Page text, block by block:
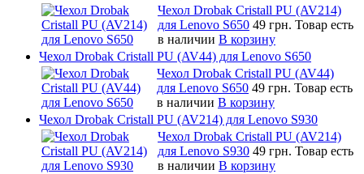
Чехол Drobak Cristall PU (AV214)
для Lenovo S650 49 грн. Товар есть
в наличии В корзину
Чехол Drobak Cristall PU (AV44) для Lenovo S650
Чехол Drobak Cristall PU (AV44)
для Lenovo S650 49 грн. Товар есть
в наличии В корзину
Чехол Drobak Cristall PU (AV214) для Lenovo S930
Чехол Drobak Cristall PU (AV214)
для Lenovo S930 49 грн. Товар есть
в наличии В корзину